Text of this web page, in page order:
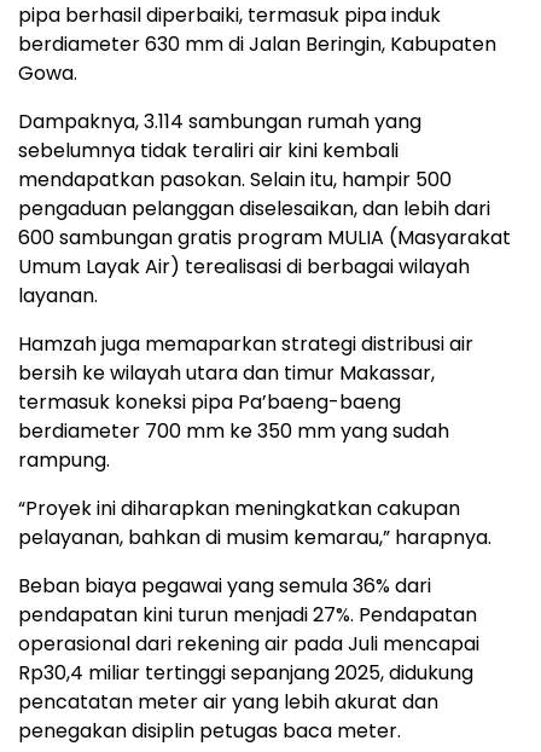
pipa berhasil diperbaiki, termasuk pipa induk
berdiameter 630 mm di Jalan Beringin, Kabupaten
Gowa.
Dampaknya, 3.114 sambungan rumah yang
sebelumnya tidak teraliri air kini kembali
mendapatkan pasokan. Selain itu, hampir 500
pengaduan pelanggan diselesaikan, dan lebih dari
600 sambungan gratis program MULIA (Masyarakat
Umum Layak Air) terealisasi di berbagai wilayah
layanan.
Hamzah juga memaparkan strategi distribusi air
bersih ke wilayah utara dan timur Makassar,
termasuk koneksi pipa Pa’baeng-baeng
berdiameter 700 mm ke 350 mm yang sudah
rampung.
“Proyek ini diharapkan meningkatkan cakupan
pelayanan, bahkan di musim kemarau,” harapnya.
Beban biaya pegawai yang semula 36% dari
pendapatan kini turun menjadi 27%. Pendapatan
operasional dari rekening air pada Juli mencapai
Rp30,4 miliar tertinggi sepanjang 2025, didukung
pencatatan meter air yang lebih akurat dan
penegakan disiplin petugas baca meter.